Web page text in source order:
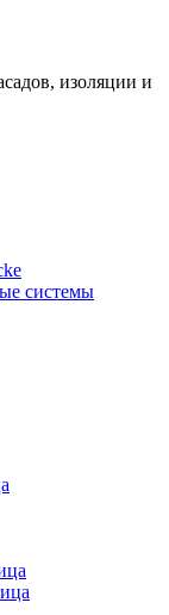
изоляции и
системы